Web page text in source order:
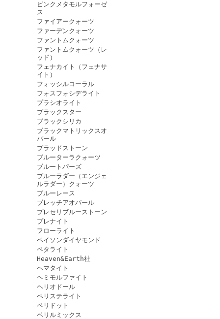
ピンクメタモルフォーゼ
ス
ファイアークォーツ
ファーデンクォーツ
ファントムクォーツ
ファントムクォーツ（レ
ッド）
フェナカイト（フェナサ
イト）
フォッシルコーラル
フォスフォシデライト
プラシオライト
ブラックスター
ブラックシリカ
ブラックマトリックスオ
パール
ブラッドストーン
ブルーターラクォーツ
ブルートパーズ
ブルーラダー（エンジェ
ルラダー）クォーツ
ブルーレース
ブレッチアオパール
プレセリブルーストーン
プレナイト
フローライト
ペイソンダイヤモンド
ペタライト
Heaven&Earth社
ヘマタイト
ヘミモルファイト
ヘリオドール
ペリステライト
ペリドット
ベリルミックス